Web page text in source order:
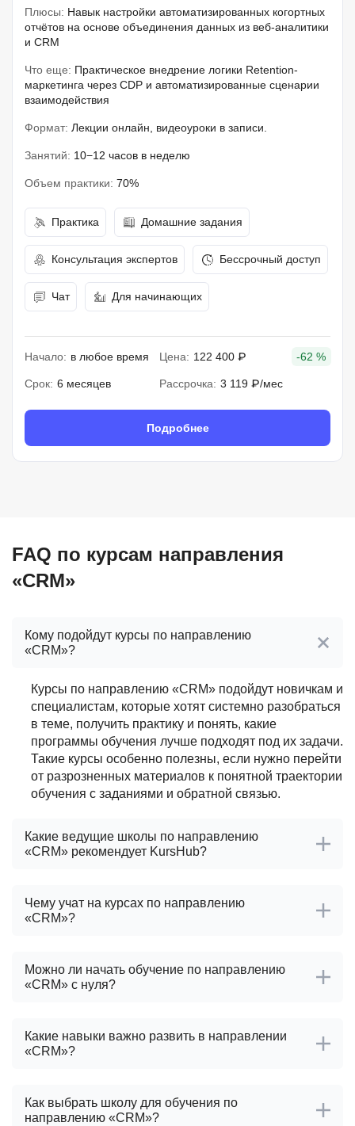
Плюсы: Навык настройки автоматизированных когортных
отчётов на основе объединения данных из веб-аналитики
и CRM
Что еще: Практическое внедрение логики Retention-
маркетинга через CDP и автоматизированные сценарии
взаимодействия
Формат: Лекции онлайн, видеоуроки в записи.
Занятий: 10−12 часов в неделю
Объем практики: 70%
Практика Домашние задания
Консультация экспертов Бессрочный доступ
Чат Для начинающих
Начало: в любое время Цена: 122 400 ₽ -62 %
Срок: 6 месяцев Рассрочка: 3 119 ₽/мес
Подробнее
FAQ по курсам направления
«CRM»
Кому подойдут курсы по направлению
«CRM»?
Курсы по направлению «CRM» подойдут новичкам и
специалистам, которые хотят системно разобраться
в теме, получить практику и понять, какие
программы обучения лучше подходят под их задачи.
Такие курсы особенно полезны, если нужно перейти
от разрозненных материалов к понятной траектории
обучения с заданиями и обратной связью.
Какие ведущие школы по направлению
«CRM» рекомендует KursHub?
Чему учат на курсах по направлению
«CRM»?
Можно ли начать обучение по направлению
«CRM» с нуля?
Какие навыки важно развить в направлении
«CRM»?
Как выбрать школу для обучения по
направлению «CRM»?